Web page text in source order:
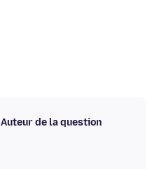
Auteur de la question